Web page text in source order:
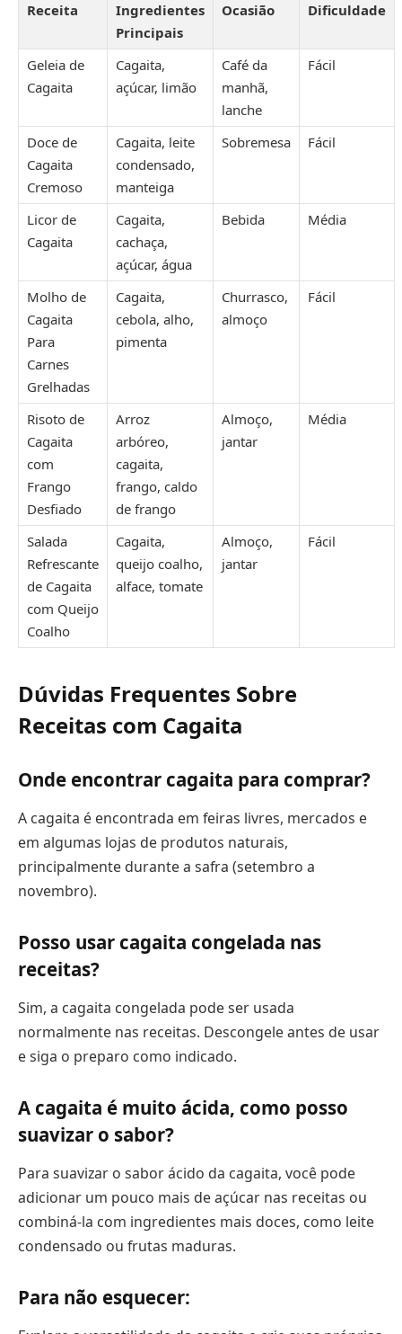
Receita
Ingredientes
Principais
Ocasião Dificuldade
Geleia de
Cagaita
Cagaita,
açúcar, limão
Café da
manhã,
lanche
Fácil
Doce de
Cagaita
Cremoso
Cagaita, leite
condensado,
manteiga
Sobremesa Fácil
Licor de
Cagaita
Cagaita,
cachaça,
açúcar, água
Bebida Média
Molho de
Cagaita
Para
Carnes
Grelhadas
Cagaita,
cebola, alho,
pimenta
Churrasco,
almoço
Fácil
Risoto de
Cagaita
com
Frango
Desfiado
Arroz
arbóreo,
cagaita,
frango, caldo
de frango
Almoço,
jantar
Média
Salada
Refrescante
de Cagaita
com Queijo
Coalho
Cagaita,
queijo coalho,
alface, tomate
Almoço,
jantar
Fácil
Dúvidas Frequentes Sobre
Receitas com Cagaita
Onde encontrar cagaita para comprar?
A cagaita é encontrada em feiras livres, mercados e
em algumas lojas de produtos naturais,
principalmente durante a safra (setembro a
novembro).
Posso usar cagaita congelada nas
receitas?
Sim, a cagaita congelada pode ser usada
normalmente nas receitas. Descongele antes de usar
e siga o preparo como indicado.
A cagaita é muito ácida, como posso
suavizar o sabor?
Para suavizar o sabor ácido da cagaita, você pode
adicionar um pouco mais de açúcar nas receitas ou
combiná-la com ingredientes mais doces, como leite
condensado ou frutas maduras.
Para não esquecer: